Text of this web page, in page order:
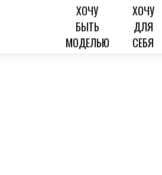
ХОЧУ
БЫТЬ
МОДЕЛЬЮ
ХОЧУ
ДЛЯ
СЕБЯ